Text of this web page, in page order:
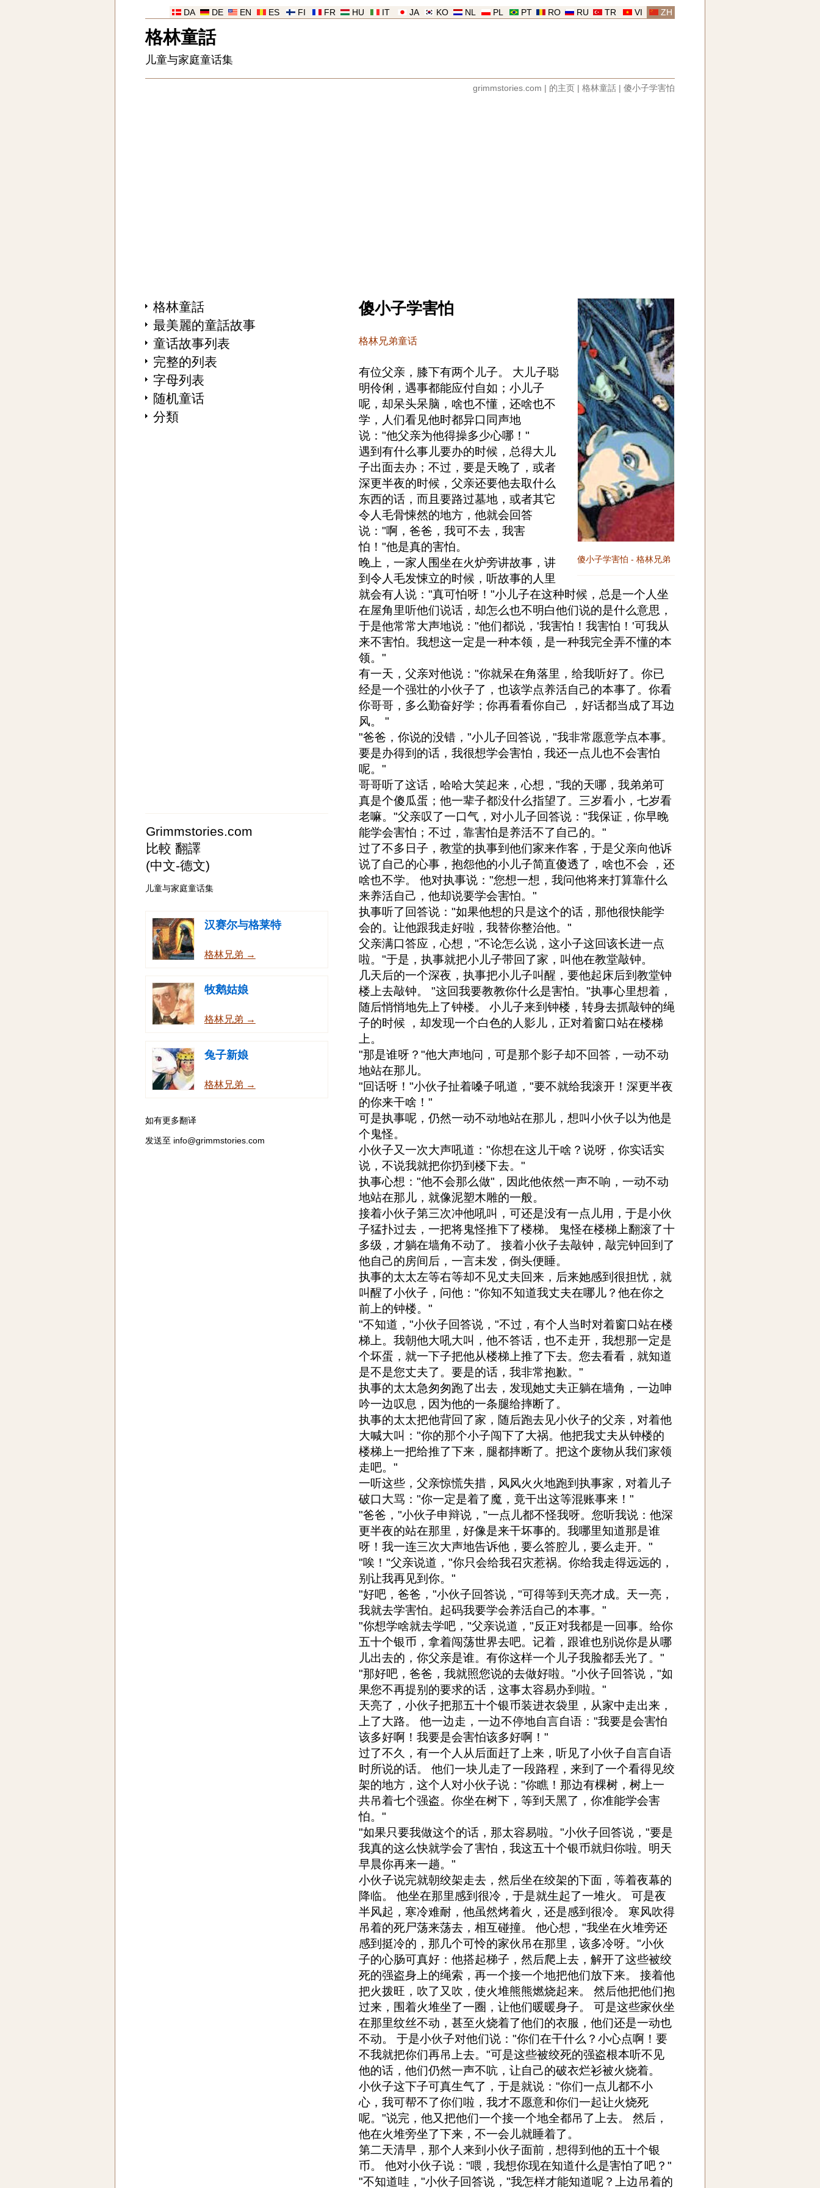
ZH
VI
TR
RU
RO
PT
PL
NL
KO
JA
IT
HU
FR
FI
ES
EN
DE
DA
格林童話
儿童与家庭童话集
grimmstories.com 的主页 格林童話 傻小子学害怕
格林童話
最美麗的童話故事
童话故事列表
完整的列表
字母列表
随机童话
分類
Grimmstories.com
比較 翻譯
(中文-德文)
儿童与家庭童话集
汉赛尔与格莱特
格林兄弟 →
牧鹅姑娘
格林兄弟 →
兔子新娘
格林兄弟 →
如有更多翻译
发送至 info@grimmstories.com
傻小子学害怕 - 格林兄弟
傻小子学害怕
格林兄弟童话
有位父亲，膝下有两个儿子。 大儿子聪
明伶俐，遇事都能应付自如；小儿子
呢，却呆头呆脑，啥也不懂，还啥也不
学，人们看见他时都异口同声地
说："他父亲为他得操多少心哪！"
遇到有什么事儿要办的时候，总得大儿
子出面去办；不过，要是天晚了，或者
深更半夜的时候，父亲还要他去取什么
东西的话，而且要路过墓地，或者其它
令人毛骨悚然的地方，他就会回答
说："啊，爸爸，我可不去，我害
怕！"他是真的害怕。
晚上，一家人围坐在火炉旁讲故事，讲
到令人毛发悚立的时候，听故事的人里
就会有人说："真可怕呀！"小儿子在这种时候，总是一个人坐
在屋角里听他们说话，却怎么也不明白他们说的是什么意思，
于是他常常大声地说："他们都说，'我害怕！我害怕！'可我从
来不害怕。我想这一定是一种本领，是一种我完全弄不懂的本
领。"
有一天，父亲对他说："你就呆在角落里，给我听好了。你已
经是一个强壮的小伙子了，也该学点养活自己的本事了。你看
你哥哥，多么勤奋好学；你再看看你自己 ，好话都当成了耳边
风。 "
"爸爸，你说的没错，"小儿子回答说，"我非常愿意学点本事。
要是办得到的话，我很想学会害怕，我还一点儿也不会害怕
呢。"
哥哥听了这话，哈哈大笑起来，心想，"我的天哪，我弟弟可
真是个傻瓜蛋；他一辈子都没什么指望了。三岁看小，七岁看
老嘛。"父亲叹了一口气，对小儿子回答说："我保证，你早晚
能学会害怕；不过，靠害怕是养活不了自己的。"
过了不多日子，教堂的执事到他们家来作客，于是父亲向他诉
说了自己的心事，抱怨他的小儿子简直傻透了，啥也不会 ，还
啥也不学。 他对执事说："您想一想，我问他将来打算靠什么
来养活自己，他却说要学会害怕。"
执事听了回答说："如果他想的只是这个的话，那他很快能学
会的。让他跟我走好啦，我替你整治他。"
父亲满口答应，心想，"不论怎么说，这小子这回该长进一点
啦。"于是，执事就把小儿子带回了家，叫他在教堂敲钟。
几天后的一个深夜，执事把小儿子叫醒，要他起床后到教堂钟
楼上去敲钟。 "这回我要教教你什么是害怕。"执事心里想着，
随后悄悄地先上了钟楼。 小儿子来到钟楼，转身去抓敲钟的绳
子的时候 ，却发现一个白色的人影儿，正对着窗口站在楼梯
上。
"那是谁呀？"他大声地问，可是那个影子却不回答，一动不动
地站在那儿。
"回话呀！"小伙子扯着嗓子吼道，"要不就给我滚开！深更半夜
的你来干啥！"
可是执事呢，仍然一动不动地站在那儿，想叫小伙子以为他是
个鬼怪。
小伙子又一次大声吼道："你想在这儿干啥？说呀，你实话实
说，不说我就把你扔到楼下去。"
执事心想："他不会那么做"，因此他依然一声不响，一动不动
地站在那儿，就像泥塑木雕的一般。
接着小伙子第三次冲他吼叫，可还是没有一点儿用，于是小伙
子猛扑过去，一把将鬼怪推下了楼梯。 鬼怪在楼梯上翻滚了十
多级，才躺在墙角不动了。 接着小伙子去敲钟，敲完钟回到了
他自己的房间后，一言未发，倒头便睡。
执事的太太左等右等却不见丈夫回来，后来她感到很担忧，就
叫醒了小伙子，问他："你知不知道我丈夫在哪儿？他在你之
前上的钟楼。"
"不知道，"小伙子回答说，"不过，有个人当时对着窗口站在楼
梯上。我朝他大吼大叫，他不答话，也不走开，我想那一定是
个坏蛋，就一下子把他从楼梯上推了下去。您去看看，就知道
是不是您丈夫了。要是的话，我非常抱歉。"
执事的太太急匆匆跑了出去，发现她丈夫正躺在墙角，一边呻
吟一边叹息，因为他的一条腿给摔断了。
执事的太太把他背回了家，随后跑去见小伙子的父亲，对着他
大喊大叫："你的那个小子闯下了大祸。他把我丈夫从钟楼的
楼梯上一把给推了下来，腿都摔断了。把这个废物从我们家领
走吧。"
一听这些，父亲惊慌失措，风风火火地跑到执事家，对着儿子
破口大骂："你一定是着了魔，竟干出这等混账事来！"
"爸爸，"小伙子申辩说，"一点儿都不怪我呀。您听我说：他深
更半夜的站在那里，好像是来干坏事的。我哪里知道那是谁
呀！我一连三次大声地告诉他，要么答腔儿，要么走开。"
"唉！"父亲说道，"你只会给我召灾惹祸。你给我走得远远的，
别让我再见到你。"
"好吧，爸爸，"小伙子回答说，"可得等到天亮才成。天一亮，
我就去学害怕。起码我要学会养活自己的本事。"
"你想学啥就去学吧，"父亲说道，"反正对我都是一回事。给你
五十个银币，拿着闯荡世界去吧。记着，跟谁也别说你是从哪
儿出去的，你父亲是谁。有你这样一个儿子我脸都丢光了。"
"那好吧，爸爸，我就照您说的去做好啦。"小伙子回答说，"如
果您不再提别的要求的话，这事太容易办到啦。"
天亮了，小伙子把那五十个银币装进衣袋里，从家中走出来，
上了大路。 他一边走，一边不停地自言自语："我要是会害怕
该多好啊！我要是会害怕该多好啊！"
过了不久，有一个人从后面赶了上来，听见了小伙子自言自语
时所说的话。 他们一块儿走了一段路程，来到了一个看得见绞
架的地方，这个人对小伙子说："你瞧！那边有棵树，树上一
共吊着七个强盗。你坐在树下，等到天黑了，你准能学会害
怕。"
"如果只要我做这个的话，那太容易啦。"小伙子回答说，"要是
我真的这么快就学会了害怕，我这五十个银币就归你啦。明天
早晨你再来一趟。"
小伙子说完就朝绞架走去，然后坐在绞架的下面，等着夜幕的
降临。 他坐在那里感到很冷，于是就生起了一堆火。 可是夜
半风起，寒冷难耐，他虽然烤着火，还是感到很冷。 寒风吹得
吊着的死尸荡来荡去，相互碰撞。 他心想，"我坐在火堆旁还
感到挺冷的，那几个可怜的家伙吊在那里，该多冷呀。"小伙
子的心肠可真好：他搭起梯子，然后爬上去，解开了这些被绞
死的强盗身上的绳索，再一个接一个地把他们放下来。 接着他
把火拨旺，吹了又吹，使火堆熊熊燃烧起来。 然后他把他们抱
过来，围着火堆坐了一圈，让他们暖暖身子。 可是这些家伙坐
在那里纹丝不动，甚至火烧着了他们的衣服，他们还是一动也
不动。 于是小伙子对他们说："你们在干什么？小心点啊！要
不我就把你们再吊上去。"可是这些被绞死的强盗根本听不见
他的话，他们仍然一声不吭，让自己的破衣烂衫被火烧着。
小伙子这下子可真生气了，于是就说："你们一点儿都不小
心，我可帮不了你们啦，我才不愿意和你们一起让火烧死
呢。"说完，他又把他们一个接一个地全都吊了上去。 然后，
他在火堆旁坐了下来，不一会儿就睡着了。
第二天清早，那个人来到小伙子面前，想得到他的五十个银
币。 他对小伙子说："喂，我想你现在知道什么是害怕了吧？"
"不知道哇，"小伙子回答说，"我怎样才能知道呢？上边吊着的